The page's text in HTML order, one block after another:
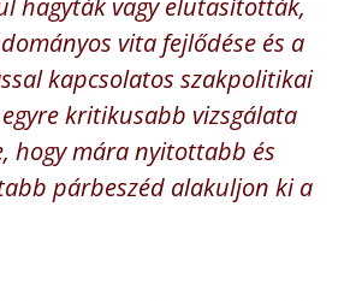
vita fejlődése és a
kapcsolatos szakpolitikai
kritikusabb vizsgálata
hogy mára nyitottabb és
párbeszéd alakuljon ki a